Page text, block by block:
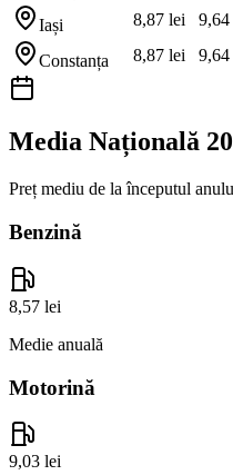
Iași 8,87 lei 9,64
Constanța 8,87 lei 9,64
Media Națională
Preț mediu de la începutul
Benzină
8,57 lei
Medie anuală
Motorină
9,03 lei